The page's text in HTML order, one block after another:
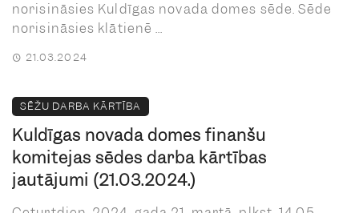
norisināsies Kuldīgas novada domes sēde. Sēde
norisināsies klātienē ...
21.03.2024
SĒŽU DARBA KĀRTĪBA
Kuldīgas novada domes finanšu
komitejas sēdes darba kārtības
jautājumi (21.03.2024.)